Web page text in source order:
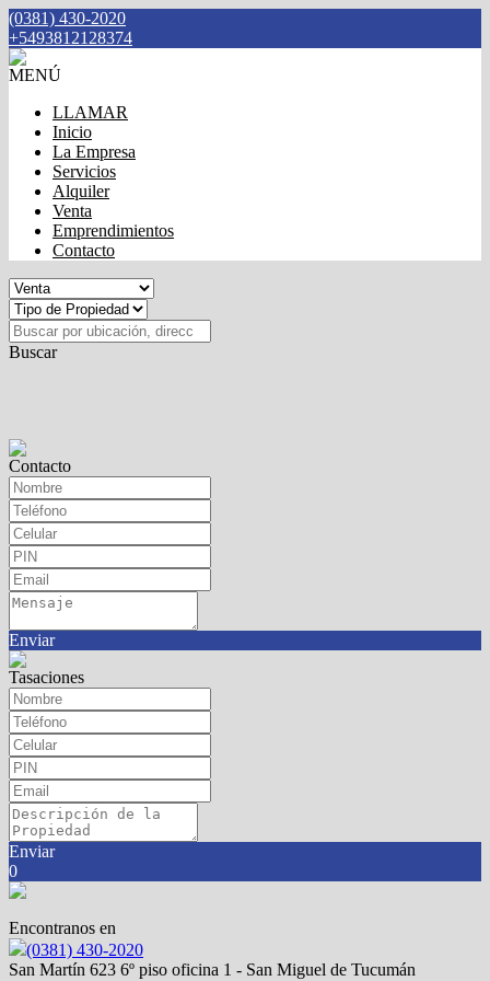
(0381) 430-2020
+5493812128374
MENÚ
LLAMAR
Inicio
La Empresa
Servicios
Alquiler
Venta
Emprendimientos
Contacto
Buscar
Contacto
Enviar
Tasaciones
Enviar
0
Encontranos en
(0381) 430-2020
San Martín 623 6º piso oficina 1 - San Miguel de Tucumán